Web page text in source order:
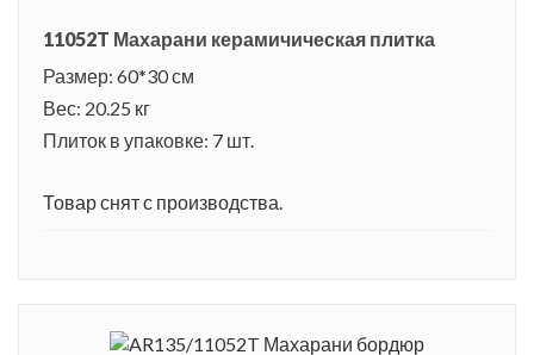
11052T Махарани керамичическая плитка
Размер: 60*30 см
Вес: 20.25 кг
Плиток в упаковке: 7 шт.
Товар снят с производства.